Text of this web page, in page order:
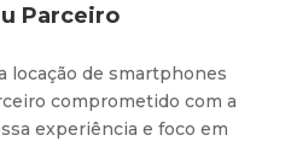
Parceiro
locação de smartphones
comprometido com a
experiência e foco em